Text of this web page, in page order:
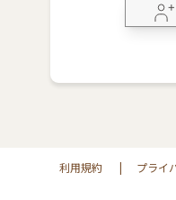
利用規約 | プライ